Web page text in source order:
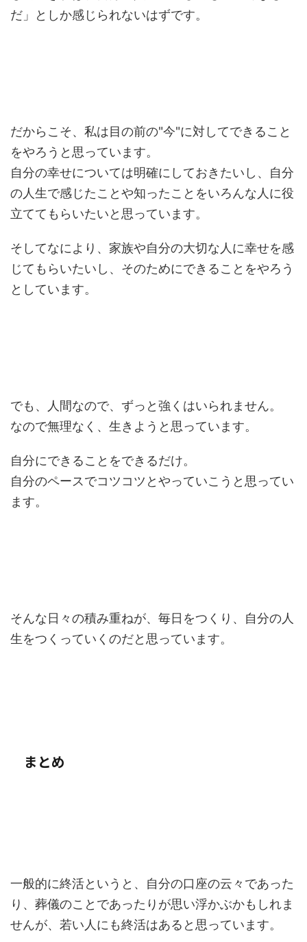
だ」としか感じられないはずです。
だからこそ、私は目の前の"今"に対してできること
をやろうと思っています。
自分の幸せについては明確にしておきたいし、自分
の人生で感じたことや知ったことをいろんな人に役
立ててもらいたいと思っています。
そしてなにより、家族や自分の大切な人に幸せを感
じてもらいたいし、そのためにできることをやろう
としています。
でも、人間なので、ずっと強くはいられません。
なので無理なく、生きようと思っています。
自分にできることをできるだけ。
自分のペースでコツコツとやっていこうと思ってい
ます。
そんな日々の積み重ねが、毎日をつくり、自分の人
生をつくっていくのだと思っています。
まとめ
一般的に終活というと、自分の口座の云々であった
り、葬儀のことであったりが思い浮かぶかもしれま
せんが、若い人にも終活はあると思っています。